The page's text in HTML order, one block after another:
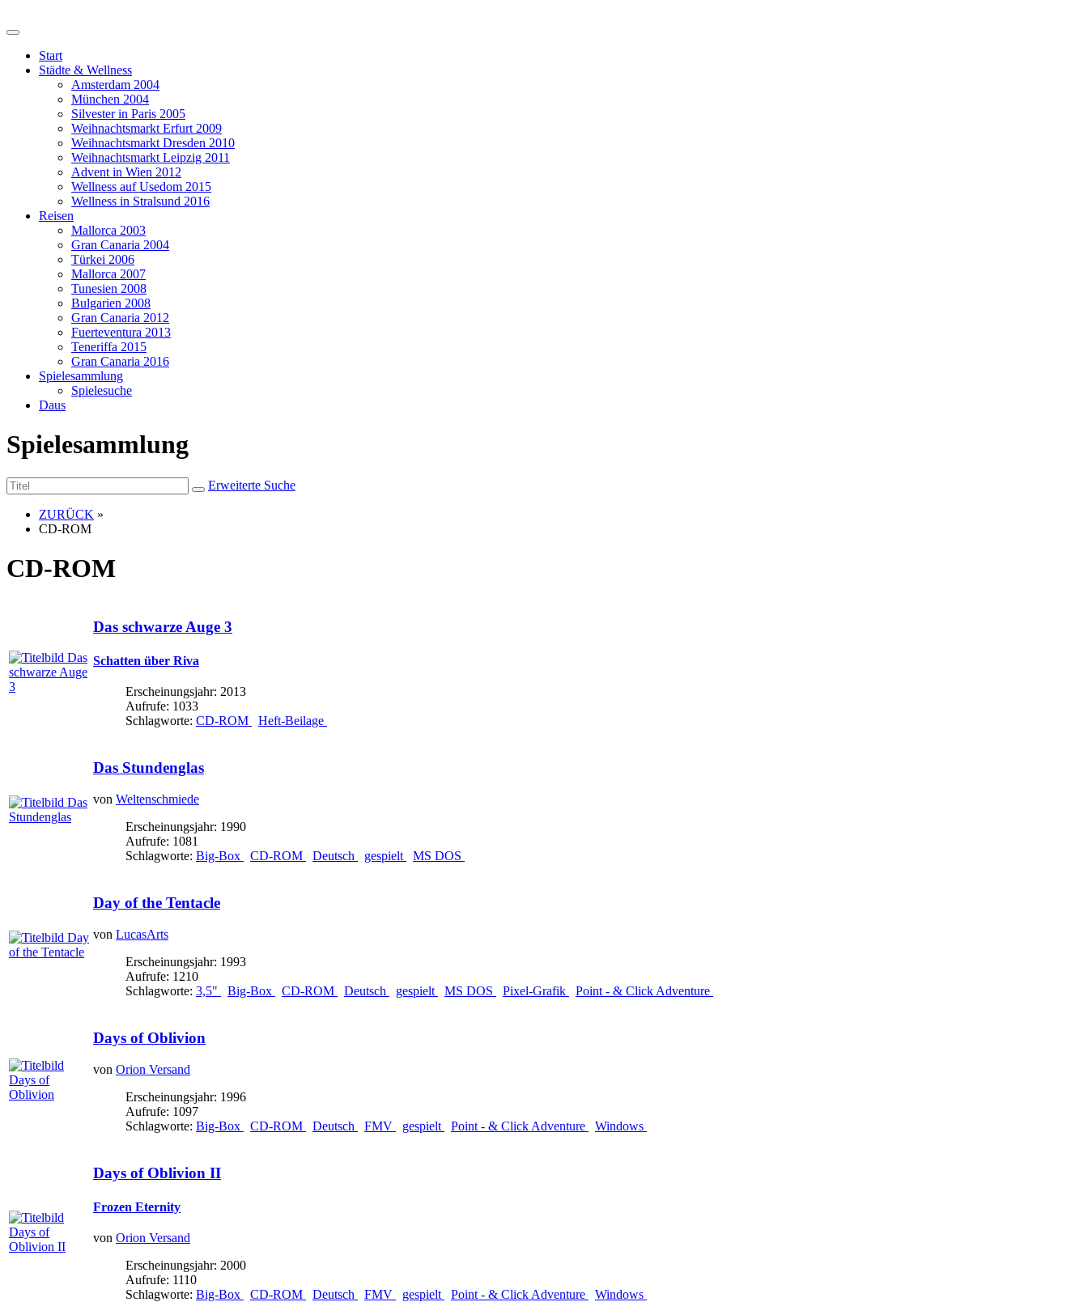
Start
Städte & Wellness
Amsterdam 2004
München 2004
Silvester in Paris 2005
Weihnachtsmarkt Erfurt 2009
Weihnachtsmarkt Dresden 2010
Weihnachtsmarkt Leipzig 2011
Advent in Wien 2012
Wellness auf Usedom 2015
Wellness in Stralsund 2016
Reisen
Mallorca 2003
Gran Canaria 2004
Türkei 2006
Mallorca 2007
Tunesien 2008
Bulgarien 2008
Gran Canaria 2012
Fuerteventura 2013
Teneriffa 2015
Gran Canaria 2016
Spielesammlung
Spielesuche
Daus
Spielesammlung
Erweiterte Suche
ZURÜCK »
CD-ROM
CD-ROM
Das schwarze Auge 3
Schatten über Riva
Erscheinungsjahr: 2013
Aufrufe: 1033
Schlagworte: CD-ROM Heft-Beilage
Das Stundenglas
von Weltenschmiede
Erscheinungsjahr: 1990
Aufrufe: 1081
Schlagworte: Big-Box CD-ROM Deutsch gespielt MS DOS
Day of the Tentacle
von LucasArts
Erscheinungsjahr: 1993
Aufrufe: 1210
Schlagworte: 3,5" Big-Box CD-ROM Deutsch gespielt MS DOS Pixel-Grafik Point - & Click Adventure
Days of Oblivion
von Orion Versand
Erscheinungsjahr: 1996
Aufrufe: 1097
Schlagworte: Big-Box CD-ROM Deutsch FMV gespielt Point - & Click Adventure Windows
Days of Oblivion II
Frozen Eternity
von Orion Versand
Erscheinungsjahr: 2000
Aufrufe: 1110
Schlagworte: Big-Box CD-ROM Deutsch FMV gespielt Point - & Click Adventure Windows